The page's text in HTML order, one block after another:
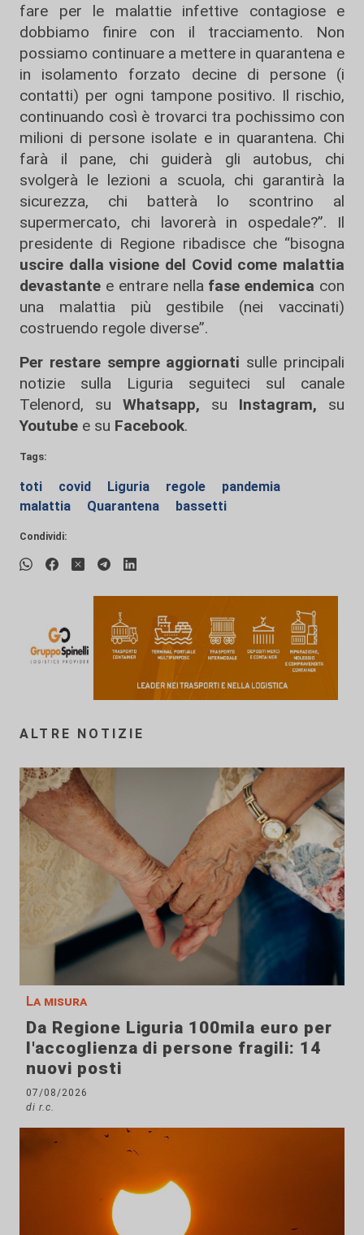
fare per le malattie infettive contagiose e
dobbiamo finire con il tracciamento. Non
possiamo continuare a mettere in quarantena e
in isolamento forzato decine di persone (i
contatti) per ogni tampone positivo. Il rischio,
continuando così è trovarci tra pochissimo con
milioni di persone isolate e in quarantena. Chi
farà il pane, chi guiderà gli autobus, chi
svolgerà le lezioni a scuola, chi garantirà la
sicurezza, chi batterà lo scontrino al
supermercato, chi lavorerà in ospedale?”. Il
presidente di Regione ribadisce che “bisogna
uscire dalla visione del Covid come malattia
devastante e entrare nella fase endemica con
una malattia più gestibile (nei vaccinati)
costruendo regole diverse”.
Per restare sempre aggiornati sulle principali
notizie sulla Liguria seguiteci sul canale
Telenord, su
Whatsapp, su Instagram, su
Youtube e su Facebook.
Tags:
toti covid Liguria regole
pandemia
malattia
Quarantena bassetti
Condividi:
ALTRE NOTIZIE
La misura
Da Regione Liguria 100mila euro per
l'accoglienza di persone fragili: 14
nuovi posti
07/08/2026
di r.c.